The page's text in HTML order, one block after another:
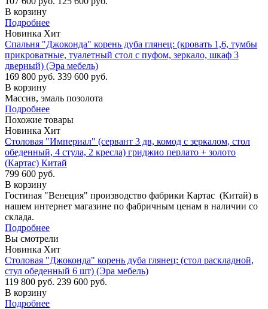
В корзину
Подробнее
Новинка Хит
Спальня "Джоконда" корень дуба глянец: (кровать 1,6, тумбы
прикроватные, туалетный стол с пуфом, зеркало, шкаф 3
дверный) (Эра мебель)
169 800 руб. 339 600 руб.
В корзину
Массив, эмаль позолота
Подробнее
Похожие товары
Новинка Хит
Столовая "Империал" (сервант 3 дв, комод с зеркалом, стол
обеденный, 4 стула, 2 кресла) гриджио перлато + золото
(Картас) Китай
799 600 руб.
В корзину
Гостиная "Венеция" производство фабрики Картас (Китай) в
нашем интернет магазине по фабричным ценам в наличии со
склада.
Подробнее
Вы смотрели
Новинка Хит
Столовая "Джоконда" корень дуба глянец: (стол раскладной,
стул обеденный 6 шт) (Эра мебель)
119 800 руб. 239 600 руб.
В корзину
Подробнее